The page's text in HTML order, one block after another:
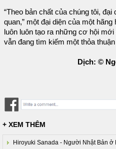
“Theo bản chất của chúng tôi,
quan,” một đại diện của một hãng
luôn luôn tạo ra những cơ hội
vẫn đang tìm kiếm một thỏa
Dịch: ©
+ XEM THÊM
Hiroyuki Sanada - Người Nhật Bản ở